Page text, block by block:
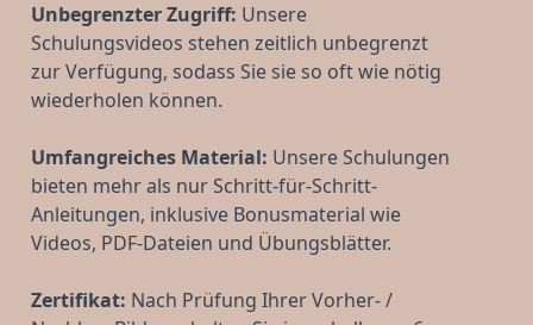
Unbegrenzter Zugriff: Unsere
Schulungsvideos stehen zeitlich unbegrenzt
zur Verfügung, sodass Sie sie so oft wie nötig
wiederholen können.
Umfangreiches Material: Unsere Schulungen
bieten mehr als nur Schritt-für-Schritt-
Anleitungen, inklusive Bonusmaterial wie
Videos, PDF-Dateien und Übungsblätter.
Zertifikat: Nach Prüfung Ihrer Vorher- /